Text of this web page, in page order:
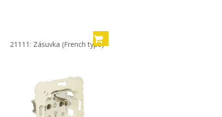
21111: Zásuvka (French type)